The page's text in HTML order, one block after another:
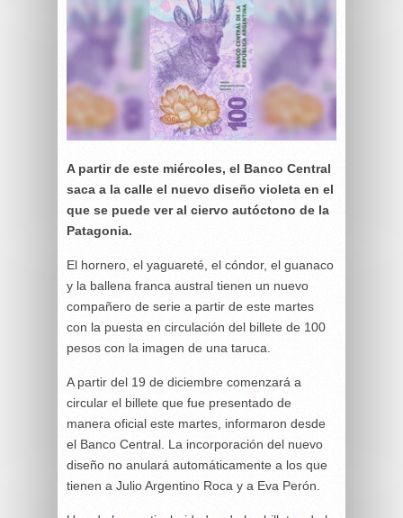
A partir de este miércoles, el Banco Central
saca a la calle el nuevo diseño violeta en el
que se puede ver al ciervo autóctono de la
Patagonia.
El hornero, el yaguareté, el cóndor, el guanaco
y la ballena franca austral tienen un nuevo
compañero de serie a partir de este martes
con la puesta en circulación del billete de 100
pesos con la imagen de una taruca.
A partir del 19 de diciembre comenzará a
circular el billete que fue presentado de
manera oficial este martes, informaron desde
el Banco Central. La incorporación del nuevo
diseño no anulará automáticamente a los que
tienen a Julio Argentino Roca y a Eva Perón.